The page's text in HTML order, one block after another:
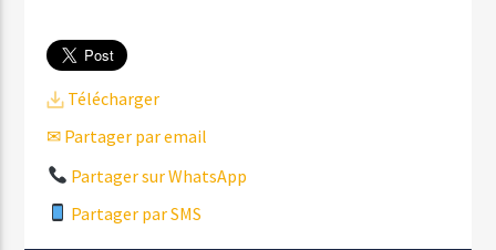
Télécharger
✉ Partager par email
Partager sur WhatsApp
Partager par SMS